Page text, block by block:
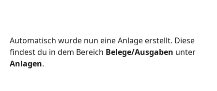
Automatisch wurde nun eine Anlage erstellt. Diese
findest du in dem Bereich Belege/Ausgaben unter
Anlagen.